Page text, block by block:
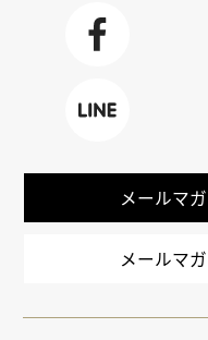
メールマ
メールマ